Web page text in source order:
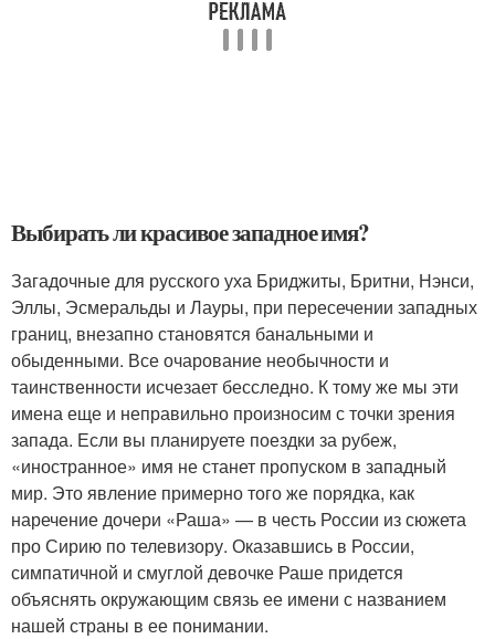
Выбирать ли красивое западное имя?
Загадочные для русского уха Бриджиты, Бритни, Нэнси,
Эллы, Эсмеральды и Лауры, при пересечении западных
границ, внезапно становятся банальными и
обыденными. Все очарование необычности и
таинственности исчезает бесследно. К тому же мы эти
имена еще и неправильно произносим с точки зрения
запада. Если вы планируете поездки за рубеж,
«иностранное» имя не станет пропуском в западный
мир. Это явление примерно того же порядка, как
наречение дочери «Раша» — в честь России из сюжета
про Сирию по телевизору. Оказавшись в России,
симпатичной и смуглой девочке Раше придется
объяснять окружающим связь ее имени с названием
нашей страны в ее понимании.